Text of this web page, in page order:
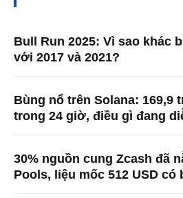
Bull Run 2025: Vì sao khác
với 2017 và 2021?
Bùng nổ trên Solana: 169,9
trong 24 giờ, điều gì đang
30% nguồn cung Zcash đã
Pools, liệu mốc 512 USD có